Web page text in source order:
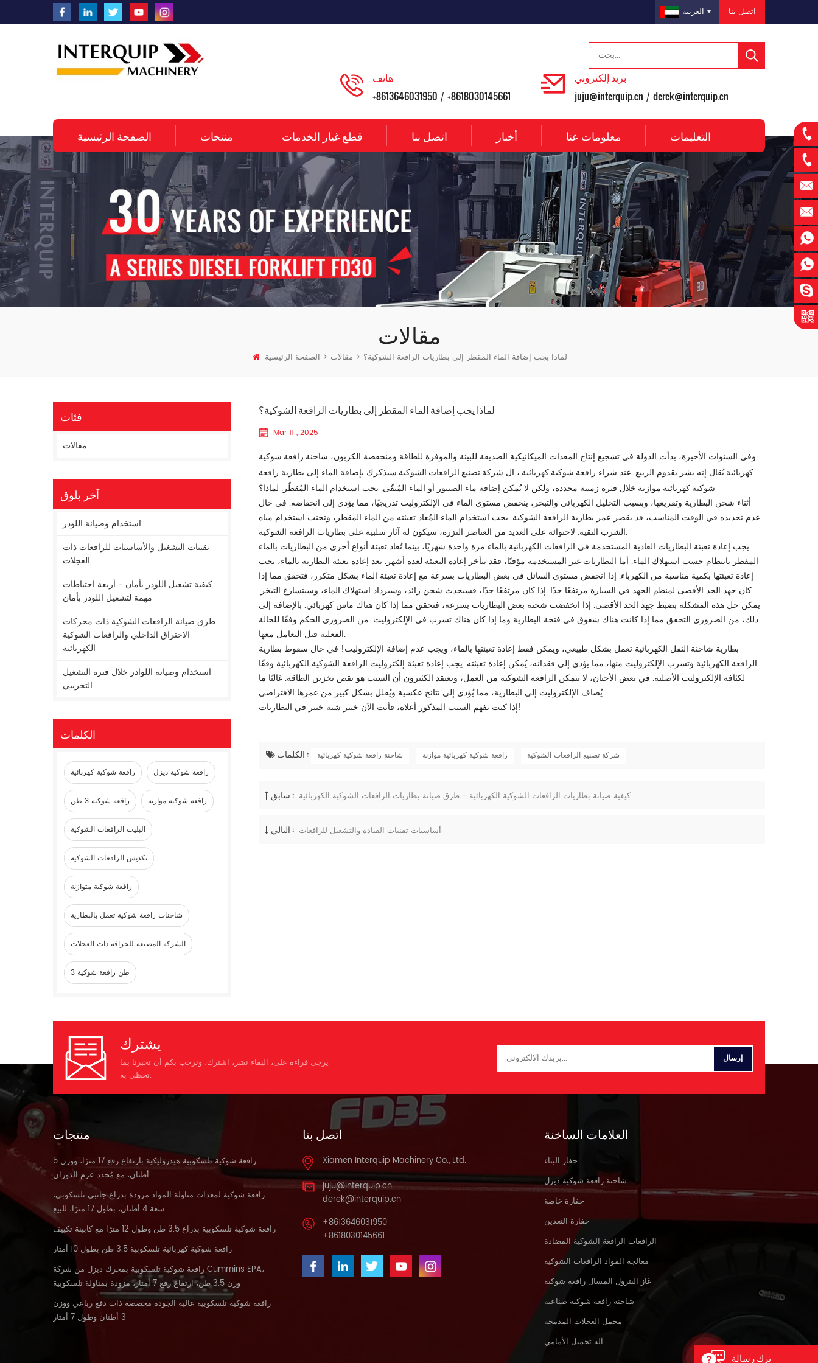
اتصل بنا العربية
هاتف
+8613646031950 / +8618030145661
بريد إلكتروني
juju@interquip.cn / derek@interquip.cn
الصفحة الرئيسية منتجات قطع غيار الخدمات اتصل بنا أخبار معلومات عنا التعليمات
مقالات
الصفحة الرئيسية مقالات لماذا يجب إضافة الماء المقطر إلى بطاريات الرافعة الشوكية؟
لماذا يجب إضافة الماء المقطر إلى بطاريات الرافعة الشوكية؟
Mar 11 , 2025
وفي السنوات الأخيرة، بدأت الدولة في تشجيع إنتاج المعدات الميكانيكية الصديقة للبيئة والموفرة للطاقة ومنخفضة الكربون، شاحنة رافعة شوكية
كهربائيةيُقال إنه بشر بقدوم الربيع. عند شراء رافعة شوكية كهربائية ، ال شركة تصنيع الرافعات الشوكية سيذكرك بإضافة الماء إلى بطارية رافعة
شوكية كهربائية موازنة خلال فترة زمنية محددة، ولكن لا يُمكن إضافة ماء الصنبور أو الماء المُنقّى. يجب استخدام الماء المُقطّر. لماذا؟
أثناء شحن البطارية وتفريغها، وبسبب التحليل الكهربائي والتبخر، ينخفض مستوى الماء في الإلكتروليت تدريجيًا، مما يؤدي إلى انخفاضه. في حال
عدم تجديده في الوقت المناسب، قد يقصر عمر بطارية الرافعة الشوكية. يجب استخدام الماء المُعاد تعبئته من الماء المقطر، وتجنب استخدام مياه
الشرب النقية. لاحتوائه على العديد من العناصر النزرة، سيكون له آثار سلبية على بطاريات الرافعة الشوكية.
يجب إعادة تعبئة البطاريات العادية المستخدمة في الرافعات الكهربائية بالماء مرة واحدة شهريًا، بينما تُعاد تعبئة أنواع أخرى من البطاريات بالماء
المقطر بانتظام حسب استهلاك الماء. أما البطاريات غير المستخدمة مؤقتًا، فقد يتأخر إعادة التعبئة لعدة أشهر. بعد إعادة تعبئة البطارية بالماء، يجب
إعادة تعبئتها بكمية مناسبة من الكهرباء. إذا انخفض مستوى السائل في بعض البطاريات بسرعة مع إعادة تعبئة الماء بشكل متكرر، فتحقق مما إذا
كان جهد الحد الأقصى لمنظم الجهد في السيارة مرتفعًا جدًا. إذا كان مرتفعًا جدًا، فسيحدث شحن زائد، وسيزداد استهلاك الماء، وسيتسارع التبخر.
يمكن حل هذه المشكلة بضبط جهد الحد الأقصى. إذا انخفضت شحنة بعض البطاريات بسرعة، فتحقق مما إذا كان هناك ماس كهربائي. بالإضافة إلى
ذلك، من الضروري التحقق مما إذا كانت هناك شقوق في فتحة البطارية وما إذا كان هناك تسرب في الإلكتروليت. من الضروري الحكم وفقًا للحالة
الفعلية قبل التعامل معها.
بطارية شاحنة النقل الكهربائية تعمل بشكل طبيعي، ويمكن فقط إعادة تعبئتها بالماء، ويجب عدم إضافة الإلكتروليت! في حال سقوط بطارية
الرافعة الكهربائية وتسرب الإلكتروليت منها، مما يؤدي إلى فقدانه، يُمكن إعادة تعبئته. يجب إعادة تعبئة إلكتروليت الرافعة الشوكية الكهربائية وفقًا
لكثافة الإلكتروليت الأصلية. في بعض الأحيان، لا تتمكن الرافعة الشوكية من العمل، ويعتقد الكثيرون أن السبب هو نقص تخزين الطاقة. غالبًا ما
يُضاف الإلكتروليت إلى البطارية، مما يُؤدي إلى نتائج عكسية ويُقلل بشكل كبير من عمرها الافتراضي.
إذا كنت تفهم السبب المذكور أعلاه، فأنت الآن خبير شبه خبير في البطاريات!
الكلمات : شاحنة رافعة شوكية كهربائية رافعة شوكية كهربائية موازنة شركة تصنيع الرافعات الشوكية
سابق : كيفية صيانة بطاريات الرافعات الشوكية الكهربائية - طرق صيانة بطاريات الرافعات الشوكية الكهربائية
التالي : أساسيات تقنيات القيادة والتشغيل للرافعات
فئات
مقالات
آخر بلوق
استخدام وصيانة اللودر
تقنيات التشغيل والأساسيات للرافعات ذات
العجلات
كيفية تشغيل اللودر بأمان - أربعة احتياطات
مهمة لتشغيل اللودر بأمان
طرق صيانة الرافعات الشوكية ذات محركات
الاحتراق الداخلي والرافعات الشوكية
الكهربائية
استخدام وصيانة اللوادر خلال فترة التشغيل
التجريبي
الكلمات
رافعة شوكية كهربائية رافعة شوكية ديزل
رافعة شوكية 3 طن رافعة شوكية موازنة
البليت الرافعات الشوكية
تكديس الرافعات الشوكية
رافعة شوكية متوازنة
شاحنات رافعة شوكية تعمل بالبطارية
الشركة المصنعة للجرافة ذات العجلات
3 طن رافعة شوكية
يشترك
يرجى قراءة على، البقاء نشر، اشترك، ونرحب بكم أن تخبرنا بما
تحظى به.
منتجات
رافعة شوكية تلسكوبية هيدروليكية بارتفاع رفع 17 مترًا، ووزن 5
أطنان، مع مُحدد عزم الدوران
رافعة شوكية لمعدات مناولة المواد مزودة بذراع جانبي تلسكوبي،
سعة 4 أطنان، بطول 17 مترًا، للبيع
رافعة شوكية تلسكوبية بذراع 3.5 طن وطول 12 مترًا مع كابينة تكييف
رافعة شوكية كهربائية تلسكوبية 3.5 طن بطول 10 أمتار
رافعة شوكية تلسكوبية بمحرك ديزل من شركة Cummins EPA،
وزن 3.5 طن، ارتفاع رفع 7 أمتار، مزودة بمناولة تلسكوبية
رافعة شوكية تلسكوبية عالية الجودة مخصصة ذات دفع رباعي ووزن
3 أطنان وطول 7 أمتار
اتصل بنا
Xiamen Interquip Machinery Co., Ltd.
juju@interquip.cn
derek@interquip.cn
+8613646031950
+8618030145661
العلامات الساخنة
حفار البناء
شاحنة رافعة شوكية ديزل
حفارة خاصة
حفارة التعدين
الرافعات الرافعة الشوكية المضادة
معالجة المواد الرافعات الشوكية
غاز البترول المسال رافعة شوكية
شاحنة رافعة شوكية صناعية
محمل العجلات المدمجة
آلة تحميل الأمامي
ترك رسالة